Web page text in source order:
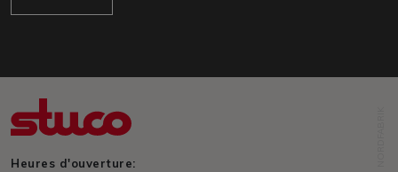
Heures d'ouverture: